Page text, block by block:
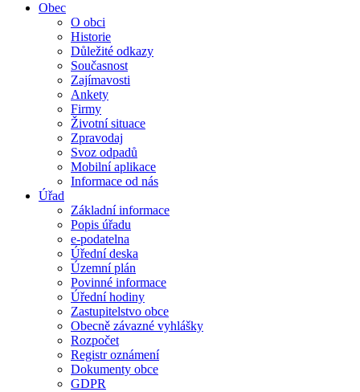
Obec
O obci
Historie
Důležité odkazy
Současnost
Zajímavosti
Ankety
Firmy
Životní situace
Zpravodaj
Svoz odpadů
Mobilní aplikace
Informace od nás
Úřad
Základní informace
Popis úřadu
e-podatelna
Úřední deska
Územní plán
Povinné informace
Úřední hodiny
Zastupitelstvo obce
Obecně závazné vyhlášky
Rozpočet
Registr oznámení
Dokumenty obce
GDPR